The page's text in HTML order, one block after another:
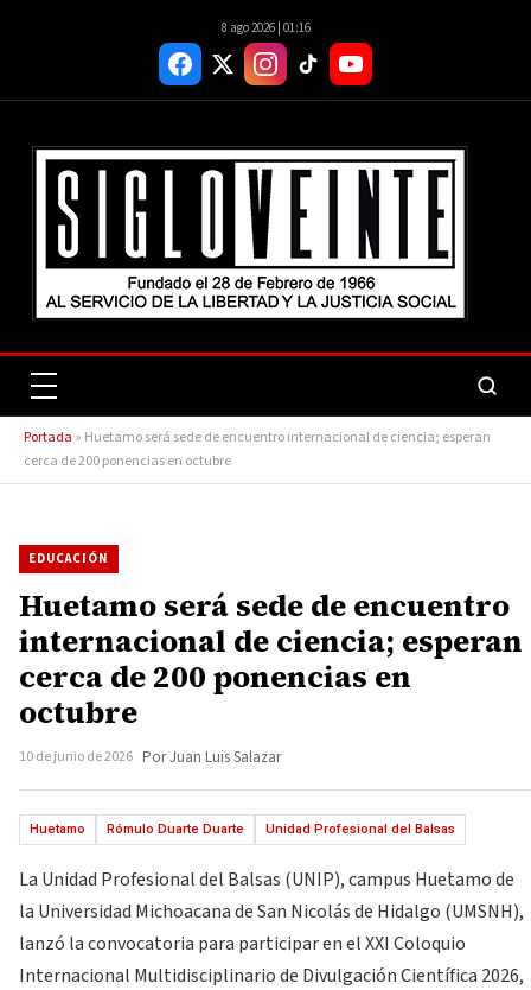
8 ago 2026 | 01:16
Portada » Huetamo será sede de encuentro internacional de ciencia; esperan
cerca de 200 ponencias en octubre
EDUCACIÓN
Huetamo será sede de encuentro
internacional de ciencia; esperan
cerca de 200 ponencias en
octubre
10 de junio de 2026 Por Juan Luis Salazar
Huetamo Rómulo Duarte Duarte Unidad Profesional del Balsas
La Unidad Profesional del Balsas (UNIP), campus Huetamo de
la Universidad Michoacana de San Nicolás de Hidalgo (UMSNH),
lanzó la convocatoria para participar en el XXI Coloquio
Internacional Multidisciplinario de Divulgación Científica 2026,